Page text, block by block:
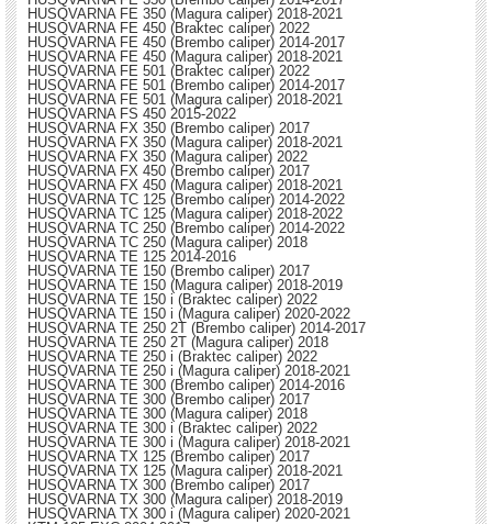
HUSQVARNA FE 350 (Magura caliper) 2018-2021
HUSQVARNA FE 450 (Braktec caliper) 2022
HUSQVARNA FE 450 (Brembo caliper) 2014-2017
HUSQVARNA FE 450 (Magura caliper) 2018-2021
HUSQVARNA FE 501 (Braktec caliper) 2022
HUSQVARNA FE 501 (Brembo caliper) 2014-2017
HUSQVARNA FE 501 (Magura caliper) 2018-2021
HUSQVARNA FS 450 2015-2022
HUSQVARNA FX 350 (Brembo caliper) 2017
HUSQVARNA FX 350 (Magura caliper) 2018-2021
HUSQVARNA FX 350 (Magura caliper) 2022
HUSQVARNA FX 450 (Brembo caliper) 2017
HUSQVARNA FX 450 (Magura caliper) 2018-2021
HUSQVARNA TC 125 (Brembo caliper) 2014-2022
HUSQVARNA TC 125 (Magura caliper) 2018-2022
HUSQVARNA TC 250 (Brembo caliper) 2014-2022
HUSQVARNA TC 250 (Magura caliper) 2018
HUSQVARNA TE 125 2014-2016
HUSQVARNA TE 150 (Brembo caliper) 2017
HUSQVARNA TE 150 (Magura caliper) 2018-2019
HUSQVARNA TE 150 i (Braktec caliper) 2022
HUSQVARNA TE 150 i (Magura caliper) 2020-2022
HUSQVARNA TE 250 2T (Brembo caliper) 2014-2017
HUSQVARNA TE 250 2T (Magura caliper) 2018
HUSQVARNA TE 250 i (Braktec caliper) 2022
HUSQVARNA TE 250 i (Magura caliper) 2018-2021
HUSQVARNA TE 300 (Brembo caliper) 2014-2016
HUSQVARNA TE 300 (Brembo caliper) 2017
HUSQVARNA TE 300 (Magura caliper) 2018
HUSQVARNA TE 300 i (Braktec caliper) 2022
HUSQVARNA TE 300 i (Magura caliper) 2018-2021
HUSQVARNA TX 125 (Brembo caliper) 2017
HUSQVARNA TX 125 (Magura caliper) 2018-2021
HUSQVARNA TX 300 (Brembo caliper) 2017
HUSQVARNA TX 300 (Magura caliper) 2018-2019
HUSQVARNA TX 300 i (Magura caliper) 2020-2021